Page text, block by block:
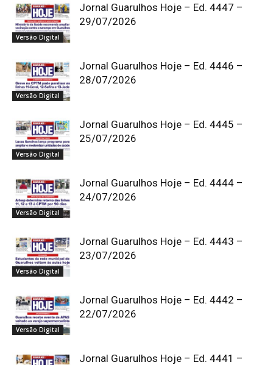
Versão Digital
Jornal Guarulhos Hoje – Ed. 4447 –
29/07/2026
Versão Digital
Jornal Guarulhos Hoje – Ed. 4446 –
28/07/2026
Versão Digital
Jornal Guarulhos Hoje – Ed. 4445 –
25/07/2026
Versão Digital
Jornal Guarulhos Hoje – Ed. 4444 –
24/07/2026
Versão Digital
Jornal Guarulhos Hoje – Ed. 4443 –
23/07/2026
Versão Digital
Jornal Guarulhos Hoje – Ed. 4442 –
22/07/2026
Jornal Guarulhos Hoje – Ed. 4441 –